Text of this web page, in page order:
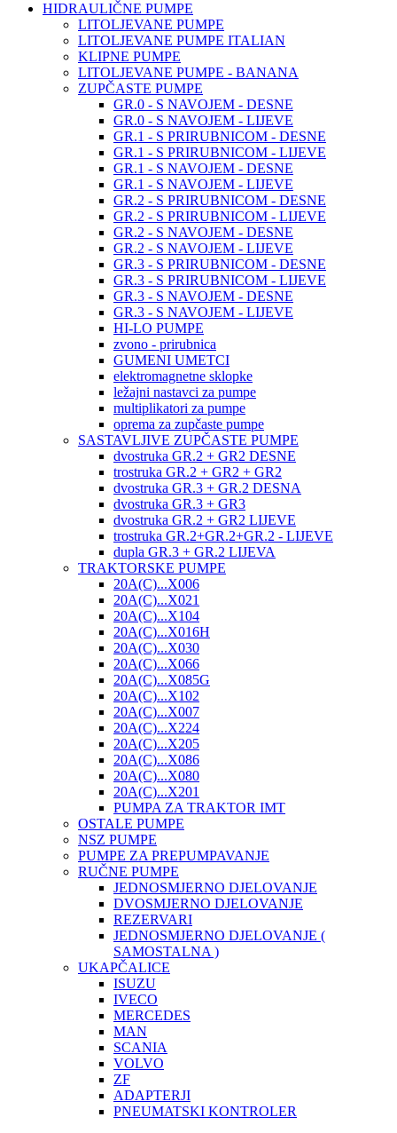
HIDRAULIČNE PUMPE
LITOLJEVANE PUMPE
LITOLJEVANE PUMPE ITALIAN
KLIPNE PUMPE
LITOLJEVANE PUMPE - BANANA
ZUPČASTE PUMPE
GR.0 - S NAVOJEM - DESNE
GR.0 - S NAVOJEM - LIJEVE
GR.1 - S PRIRUBNICOM - DESNE
GR.1 - S PRIRUBNICOM - LIJEVE
GR.1 - S NAVOJEM - DESNE
GR.1 - S NAVOJEM - LIJEVE
GR.2 - S PRIRUBNICOM - DESNE
GR.2 - S PRIRUBNICOM - LIJEVE
GR.2 - S NAVOJEM - DESNE
GR.2 - S NAVOJEM - LIJEVE
GR.3 - S PRIRUBNICOM - DESNE
GR.3 - S PRIRUBNICOM - LIJEVE
GR.3 - S NAVOJEM - DESNE
GR.3 - S NAVOJEM - LIJEVE
HI-LO PUMPE
zvono - prirubnica
GUMENI UMETCI
elektromagnetne sklopke
ležajni nastavci za pumpe
multiplikatori za pumpe
oprema za zupčaste pumpe
SASTAVLJIVE ZUPČASTE PUMPE
dvostruka GR.2 + GR2 DESNE
trostruka GR.2 + GR2 + GR2
dvostruka GR.3 + GR.2 DESNA
dvostruka GR.3 + GR3
dvostruka GR.2 + GR2 LIJEVE
trostruka GR.2+GR.2+GR.2 - LIJEVE
dupla GR.3 + GR.2 LIJEVA
TRAKTORSKE PUMPE
20A(C)...X006
20A(C)...X021
20A(C)...X104
20A(C)...X016H
20A(C)...X030
20A(C)...X066
20A(C)...X085G
20A(C)...X102
20A(C)...X007
20A(C)...X224
20A(C)...X205
20A(C)...X086
20A(C)...X080
20A(C)...X201
PUMPA ZA TRAKTOR IMT
OSTALE PUMPE
NSZ PUMPE
PUMPE ZA PREPUMPAVANJE
RUČNE PUMPE
JEDNOSMJERNO DJELOVANJE
DVOSMJERNO DJELOVANJE
REZERVARI
JEDNOSMJERNO DJELOVANJE (
SAMOSTALNA )
UKAPČALICE
ISUZU
IVECO
MERCEDES
MAN
SCANIA
VOLVO
ZF
ADAPTERJI
PNEUMATSKI KONTROLER